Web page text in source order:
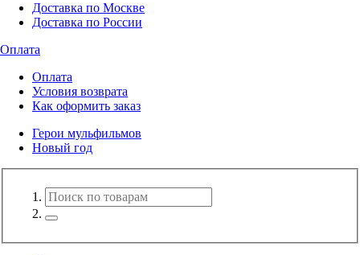
Доставка по Москве
Доставка по России
Оплата
Оплата
Условия возврата
Как оформить заказ
Герои мульфильмов
Новый год